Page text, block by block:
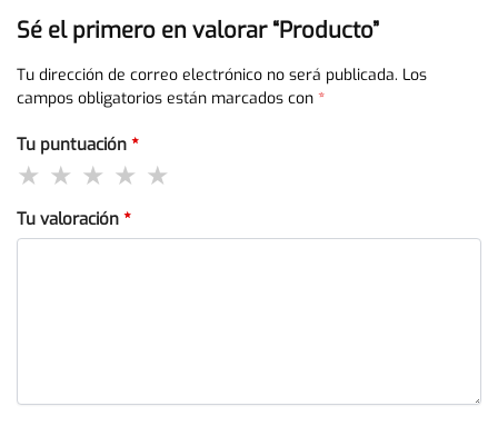
Sé el primero en valorar “Producto”
Tu dirección de correo electrónico no será publicada. Los
campos obligatorios están marcados con *
Tu puntuación *
Tu valoración *